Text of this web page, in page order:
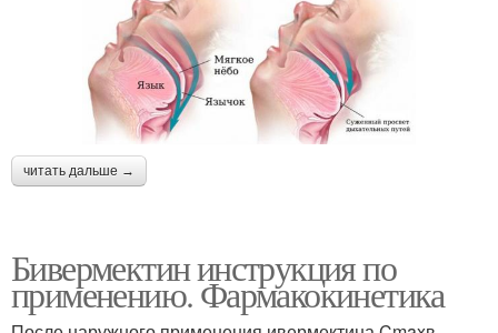
читать дальше →
Бивермектин инструкция по
применению. Фармакокинетика